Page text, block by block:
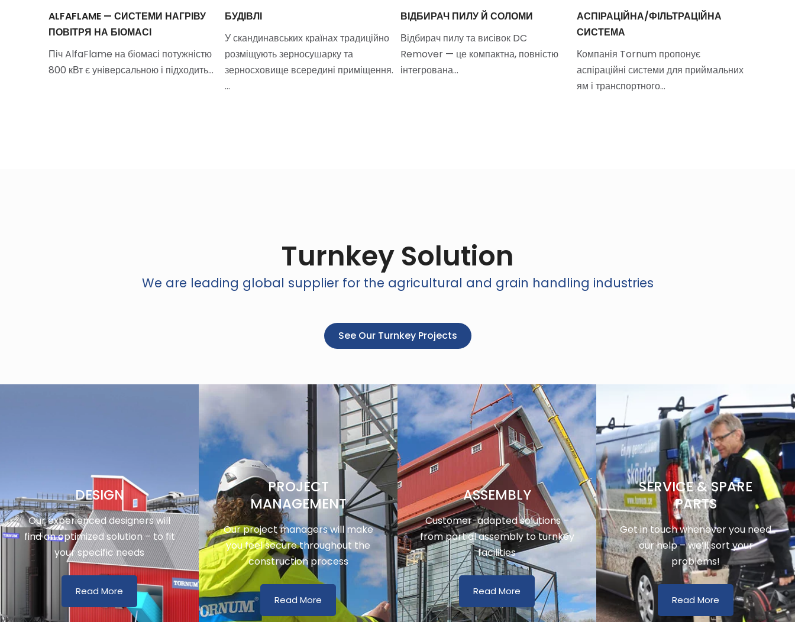
ALFAFLAME — СИСТЕМИ НАГРІВУ
ПОВІТРЯ НА БІОМАСІ
Піч AlfaFlame на біомасі потужністю
800 кВт є універсальною і підходить…
БУДІВЛІ
У скандинавських країнах традиційно
розміщують зерносушарку та
зерносховище всередині приміщення.
…
ВІДБИРАЧ ПИЛУ Й СОЛОМИ
Відбирач пилу та висівок DC
Remover — це компактна, повністю
інтегрована…
АСПІРАЦІЙНА/ФІЛЬТРАЦІЙНА
СИСТЕМА
Компанія Tornum пропонує
аспіраційні системи для приймальних
ям і транспортного…
Turnkey Solution
We are leading global supplier for the agricultural and grain handling industries
See Our Turnkey Projects
DESIGN
Our experienced designers will
find an optimized solution – to fit
your specific needs
Read More
PROJECT
MANAGEMENT
Our project managers will make
you feel secure throughout the
construction process
Read More
ASSEMBLY
Customer-adapted solutions –
from partial assembly to turnkey
facilities
Read More
SERVICE & SPARE
PARTS
Get in touch whenever you need
our help – we’ll sort your
problems!
Read More